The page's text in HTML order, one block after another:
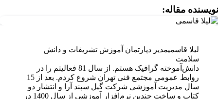
نویسنده مقاله:
لیلا قاسمیمدیر دپارتمان آموزش تشریفات و دانش
سلامت
دانش‌آموخته گرافیک هستم. از سال 81 فعالیتم را در
روابط عمومی مجتمع فنی تهران شروع کردم. بعد از 15
سال مدیریت آموزشی شرکت گیل سپند آرا و انتشار دو
کتاب و ساخت چندین نرم‌افزار آموزشی از سال 1400 در